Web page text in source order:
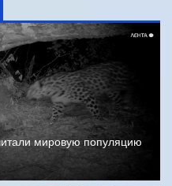
мировую популяцию